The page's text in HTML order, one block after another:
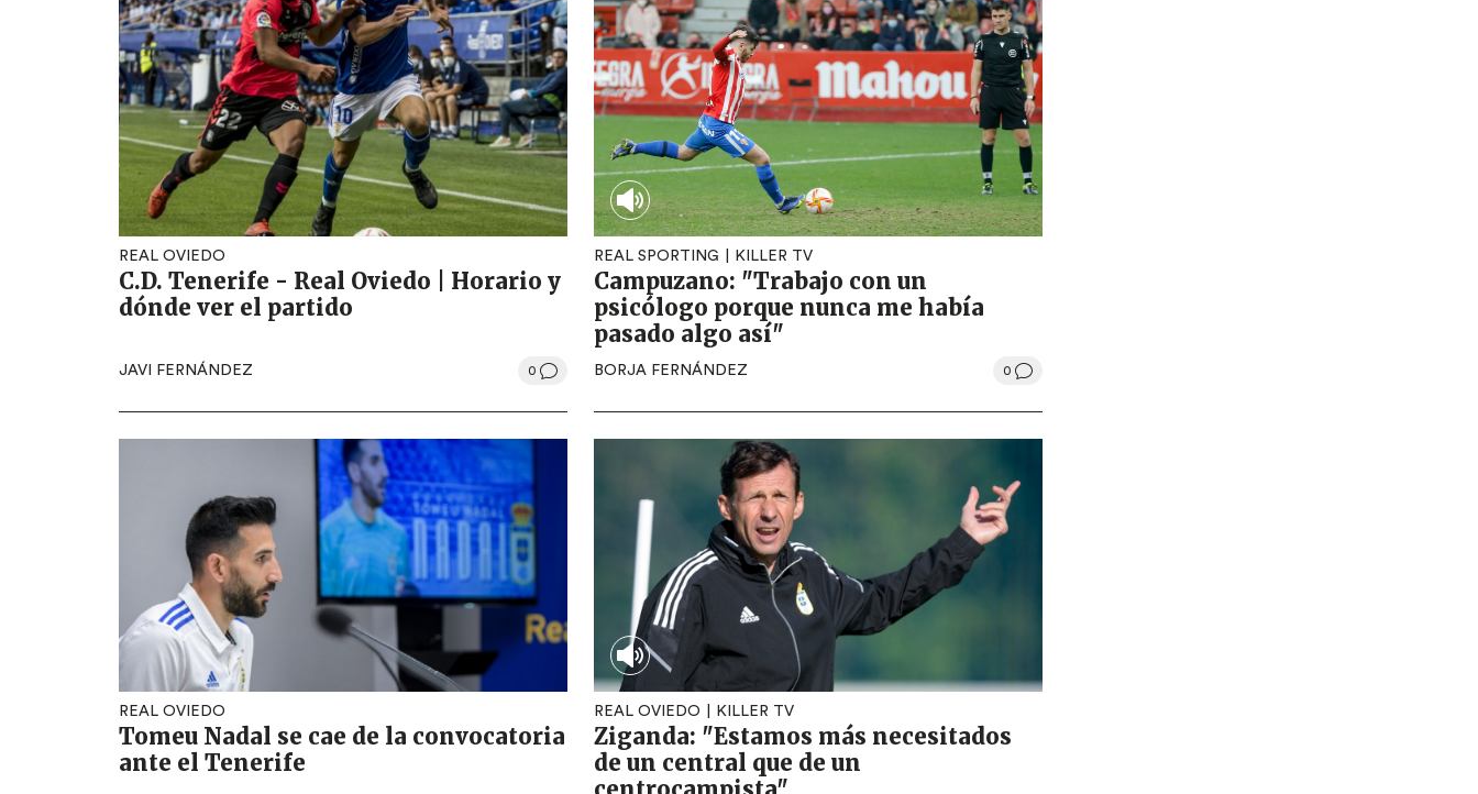
REAL OVIEDO
C.D. Tenerife - Real Oviedo | Horario y
dónde ver el partido
JAVI FERNÁNDEZ 0
REAL SPORTING KILLER TV
Campuzano: "Trabajo con un
psicólogo porque nunca me había
pasado algo así"
BORJA FERNÁNDEZ 0
REAL OVIEDO
Tomeu Nadal se cae de la convocatoria
ante el Tenerife
REAL OVIEDO KILLER TV
Ziganda: "Estamos más necesitados
de un central que de un